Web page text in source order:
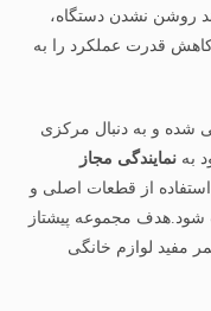
روشن نشدن دستگاه،
کاهش قدرت عملکرد را به‌
شده و به دنبال مرکزی
بهنمایندگی مجاز
استفاده از قطعات اصلی و
مجموعه پیشتاز
لوازم خانگی